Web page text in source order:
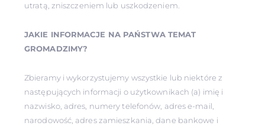
utratą, zniszczeniem lub uszkodzeniem.
JAKIE INFORMACJE NA PAŃSTWA TEMAT
GROMADZIMY?
Zbieramy i wykorzystujemy wszystkie lub niektóre z
następujących informacji o użytkownikach (a) imię i
nazwisko, adres, numery telefonów, adres e-mail,
narodowość, adres zamieszkania, dane bankowe i